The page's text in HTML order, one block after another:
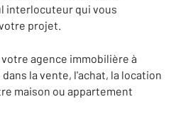
interlocuteur qui vous
projet.
votre agence immobilière à
la vente, l'achat, la location
maison ou appartement